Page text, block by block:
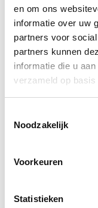
en om ons
informatie over uw
partners voor
partners kunnen
informatie die u
verzameld op
Noodzakelijk
Voorkeuren
Statistieken
Veelgestelde vragen
Bereken uw keukenblad
€370